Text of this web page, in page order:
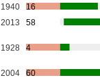
1940
16
2013 58
1928 4
2004 60